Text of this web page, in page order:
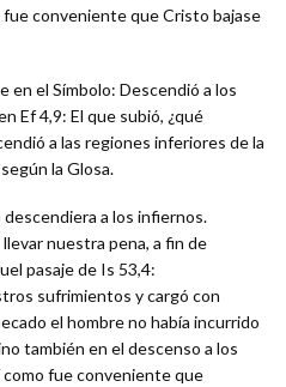
conveniente que Cristo bajase
en el Símbolo: Descendió a los
Ef 4,9: El que subió, ¿qué
a las regiones inferiores de la
la Glosa.
a los infiernos.
nuestra pena, a fin de
pasaje de Is 53,4:
sufrimientos y cargó con
el hombre no había incurrido
también en el descenso a los
como fue conveniente que